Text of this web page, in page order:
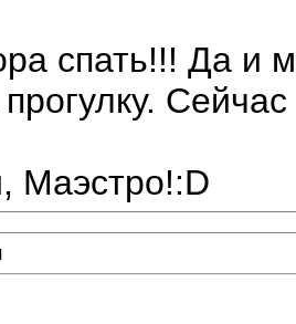
спать!!! Да и
Маэстро!:D